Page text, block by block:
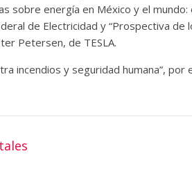
sobre energía en México y el mundo:
de Electricidad y “Prospectiva de
Petersen, de TESLA.
incendios y seguridad humana”, por